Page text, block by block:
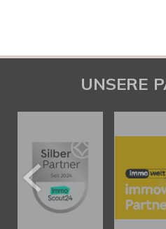
UNSERE